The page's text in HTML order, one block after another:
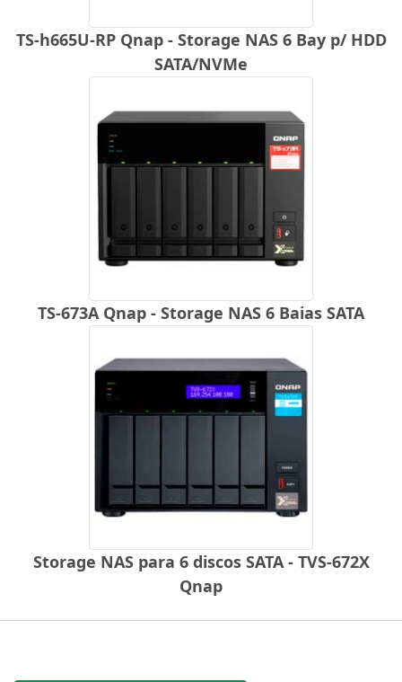
TS-h665U-RP Qnap - Storage NAS 6 Bay p/ HDD
SATA/NVMe
TS-673A Qnap - Storage NAS 6 Baias SATA
Storage NAS para 6 discos SATA - TVS-672X
Qnap